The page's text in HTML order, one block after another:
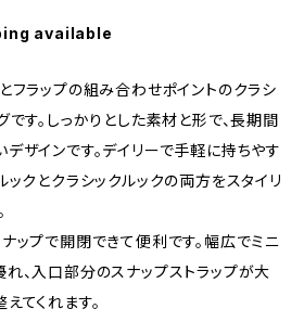
available
フラップの組み合わせポイントのクラシ
です。しっかりとした素材と形で、長期間
ザインです。デイリーで手軽に持ちやす
ックとクラシックルックの両方をスタイリ
ップで開閉できて便利です。幅広でミニ
、入口部分のスナップストラップが大
てくれます。